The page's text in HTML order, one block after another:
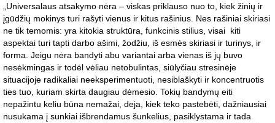
„Universalaus atsakymo nėra – viskas priklauso nuo to, kiek žinių ir
įgūdžių mokinys turi rašyti vienus ir kitus rašinius. Nes rašiniai skiriasi
ne tik temomis: yra kitokia struktūra, funkcinis stilius, visai kiti
aspektai turi tapti darbo ašimi, žodžiu, iš esmės skiriasi ir turinys, ir
forma. Jeigu nėra bandyti abu variantai arba vienas iš jų buvo
nesėkmingas ir todėl vėliau netobulintas, siūlyčiau stresinėje
situacijoje radikaliai neeksperimentuoti, nesiblaškyti ir koncentruotis
ties tuo, kuriam skirta daugiau dėmesio. Tokių bandymų eiti
nepažintu keliu būna nemažai, deja, kiek teko pastebėti, dažniausiai
nusukama į sunkiai išbrendamus šunkelius, pasiklystama ir tada